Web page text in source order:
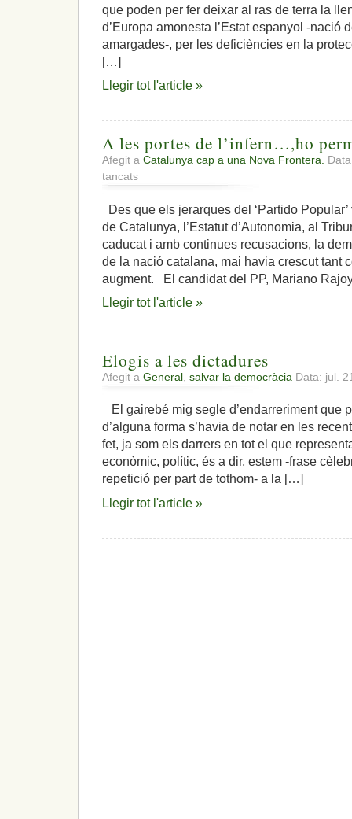
que poden per fer deixar al ras de terra la
d’Europa amonesta l’Estat espanyol -nació
amargades-, per les deficiències en la
[…]
Llegir tot l'article »
A les portes de l’infern…,ho
Afegit a Catalunya cap a una Nova Frontera.
tancats
A
portes
de
l’infern…,ho
permetrem?
Des que els jerarques del ‘Partido
de Catalunya, l’Estatut d’Autonomia, al
caducat i amb continues recusacions, la
de la nació catalana, mai havia crescut tant
augment. El candidat del PP, Mariano
Llegir tot l'article »
Elogis a les dictadures
Afegit a General salvar la democràcia Data: jul.
El gairebé mig segle d’endarreriment que
d’alguna forma s’havia de notar en les
fet, ja som els darrers en tot el que
econòmic, polític, és a dir, estem -frase
repetició per part de tothom- a la […]
Llegir tot l'article »